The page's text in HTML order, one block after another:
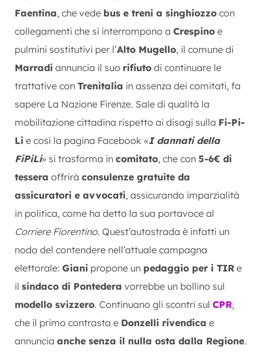
Faentina, che vede bus e treni a singhiozzo con
collegamenti che si interrompono a Crespino e
pulmini sostitutivi per l’Alto Mugello, il comune di
Marradi annuncia il suo rifiuto di continuare le
trattative con Trenitalia in assenza dei comitati, fa
sapere La Nazione Firenze. Sale di qualità la
mobilitazione cittadina rispetto ai disagi sulla Fi-Pi-
Li e così la pagina Facebook «I dannati della
FiPiLi» si trasforma in comitato, che con 5-6€ di
tessera offrirà consulenze gratuite da
assicuratori e avvocati, assicurando imparzialità
in politica, come ha detto la sua portavoce al
Corriere Fiorentino. Quest’autostrada è infatti un
nodo del contendere nell’attuale campagna
elettorale: Giani propone un pedaggio per i TIR e
il sindaco di Pontedera vorrebbe un bollino sul
modello svizzero. Continuano gli scontri sul CPR,
che il primo contrasta e Donzelli rivendica e
annuncia anche senza il nulla osta dalla Regione.